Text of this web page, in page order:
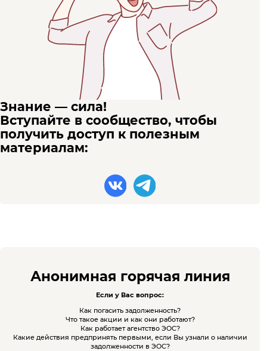
Знание — сила!
Вступайте в сообщество, чтобы
получить доступ к полезным
материалам:
Анонимная горячая линия
Если у Вас вопрос:
Как погасить задолженность?
Что такое акции и как они работают?
Как работает агентство ЭОС?
Какие действия предпринять первыми, если Вы узнали о наличии
задолженности в ЭОС?